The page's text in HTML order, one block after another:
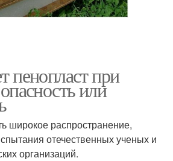
пенопласт при
или
широкое распространение,
отечественных ученых и
организаций.